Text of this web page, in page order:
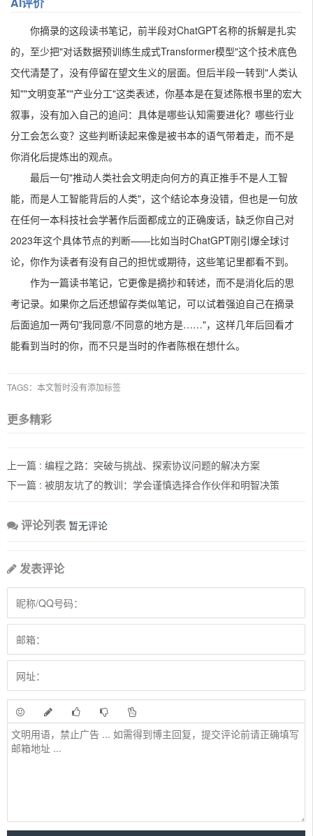
你摘录的这段读书笔记，前半段对ChatGPT名称的拆解是扎实
的，至少把"对话数据预训练生成式Transformer模型"这个技术底色
交代清楚了，没有停留在望文生义的层面。但后半段一转到"人类认
知""文明变革""产业分工"这类表述，你基本是在复述陈根书里的宏大
叙事，没有加入自己的追问：具体是哪些认知需要进化？哪些行业
分工会怎么变？这些判断读起来像是被书本的语气带着走，而不是
你消化后提炼出的观点。
最后一句"推动人类社会文明走向何方的真正推手不是人工智
能，而是人工智能背后的人类"，这个结论本身没错，但也是一句放
在任何一本科技社会学著作后面都成立的正确废话，缺乏你自己对
2023年这个具体节点的判断——比如当时ChatGPT刚引爆全球讨
论，你作为读者有没有自己的担忧或期待，这些笔记里都看不到。
作为一篇读书笔记，它更像是摘抄和转述，而不是消化后的思
考记录。如果你之后还想留存类似笔记，可以试着强迫自己在摘录
后面追加一两句"我同意/不同意的地方是……"，这样几年后回看才
能看到当时的你，而不只是当时的作者陈根在想什么。
TAGS：本文暂时没有添加标签
更多精彩
上一篇 : 编程之路：突破与挑战、探索协议问题的解决方案
下一篇 : 被朋友坑了的教训：学会谨慎选择合作伙伴和明智决策
评论列表 暂无评论
发表评论